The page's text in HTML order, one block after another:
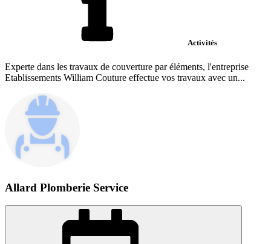
Activités
Experte dans les travaux de couverture par éléments, l'entreprise
Etablissements William Couture effectue vos travaux avec un...
Allard Plomberie Service